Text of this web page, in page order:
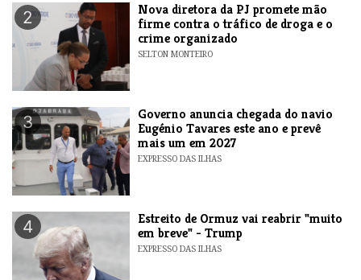
2
Nova diretora da PJ promete mão
firme contra o tráfico de droga e o
crime organizado
SELTON MONTEIRO
3
Governo anuncia chegada do navio
Eugénio Tavares este ano e prevê
mais um em 2027
EXPRESSO DAS ILHAS
4
Estreito de Ormuz vai reabrir "muito
em breve" - Trump
EXPRESSO DAS ILHAS